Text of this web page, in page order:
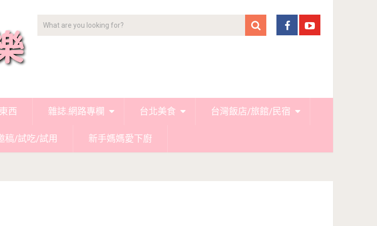
西 雜誌.網路專欄 台北美食 台灣飯店/旅館/民宿
稿/試吃/試用 新手媽媽愛下廚